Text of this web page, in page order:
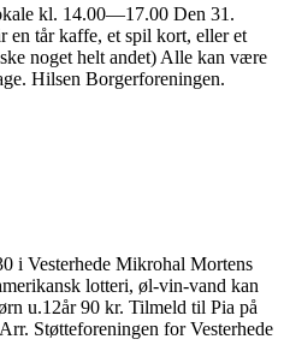
kl. 14.00—17.00 Den 31.
en tår kaffe, et spil kort, eller et
noget helt andet) Alle kan være
Hilsen Borgerforeningen.
i Vesterhede Mikrohal Mortens
lotteri, øl-vin-vand kan
u.12år 90 kr. Tilmeld til Pia på
Støtteforeningen for Vesterhede